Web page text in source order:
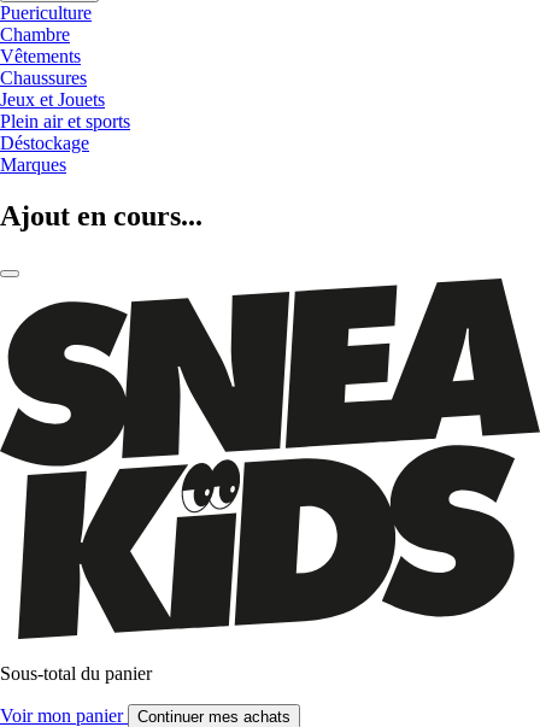
Puericulture
Chambre
Vêtements
Chaussures
Jeux et Jouets
Plein air et sports
Déstockage
Marques
Ajout en cours...
Sous-total du panier
Voir mon panier Continuer mes achats